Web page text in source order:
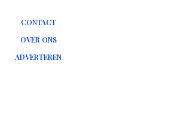
CONTACT
OVER ONS
ADVERTEREN